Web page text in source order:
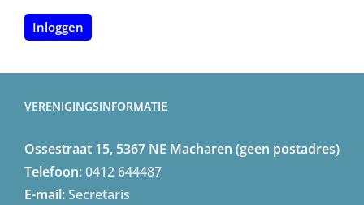
Inloggen
VERENIGINGSINFORMATIE
Ossestraat 15, 5367 NE Macharen (geen postadres)
Telefoon:0412 644487
E-mail:Secretaris